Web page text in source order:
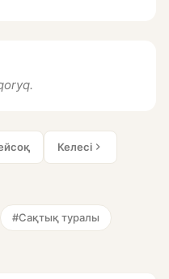
Келесі
#Сақтық туралы